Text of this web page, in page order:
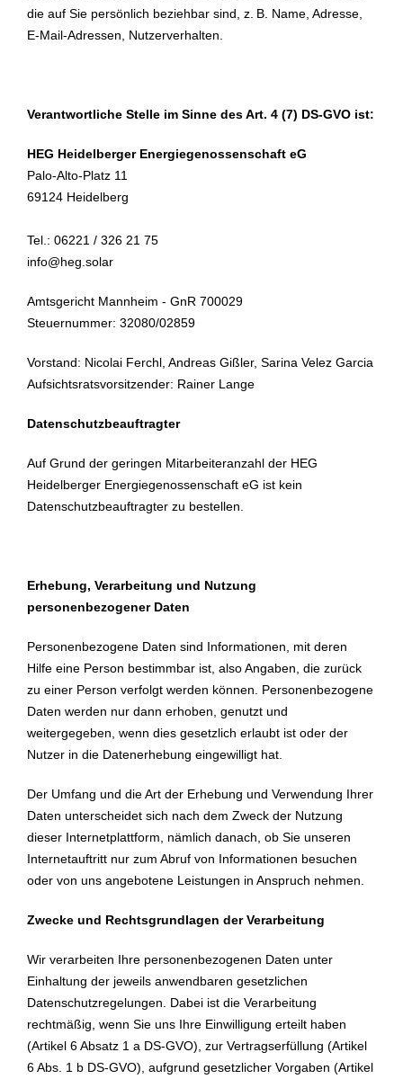
die auf Sie persönlich beziehbar sind, z. B. Name, Adresse,
E-Mail-Adressen, Nutzerverhalten.
Verantwortliche Stelle im Sinne des Art. 4 (7) DS-GVO ist:
HEG Heidelberger Energiegenossenschaft eG
Palo-Alto-Platz 11
69124 Heidelberg
Tel.: 06221 / 326 21 75
info@heg.solar
Amtsgericht Mannheim - GnR 700029
Steuernummer: 32080/02859
Vorstand: Nicolai Ferchl, Andreas Gißler, Sarina Velez Garcia
Aufsichtsratsvorsitzender: Rainer Lange
Datenschutzbeauftragter
Auf Grund der geringen Mitarbeiteranzahl der HEG
Heidelberger Energiegenossenschaft eG ist kein
Datenschutzbeauftragter zu bestellen.
Erhebung, Verarbeitung und Nutzung
personenbezogener Daten
Personenbezogene Daten sind Informationen, mit deren
Hilfe eine Person bestimmbar ist, also Angaben, die zurück
zu einer Person verfolgt werden können. Personenbezogene
Daten werden nur dann erhoben, genutzt und
weitergegeben, wenn dies gesetzlich erlaubt ist oder der
Nutzer in die Datenerhebung eingewilligt hat.
Der Umfang und die Art der Erhebung und Verwendung Ihrer
Daten unterscheidet sich nach dem Zweck der Nutzung
dieser Internetplattform, nämlich danach, ob Sie unseren
Internetauftritt nur zum Abruf von Informationen besuchen
oder von uns angebotene Leistungen in Anspruch nehmen.
Zwecke und Rechtsgrundlagen der Verarbeitung
Wir verarbeiten Ihre personenbezogenen Daten unter
Einhaltung der jeweils anwendbaren gesetzlichen
Datenschutzregelungen. Dabei ist die Verarbeitung
rechtmäßig, wenn Sie uns Ihre Einwilligung erteilt haben
(Artikel 6 Absatz 1 a DS-GVO), zur Vertragserfüllung (Artikel
6 Abs. 1 b DS-GVO), aufgrund gesetzlicher Vorgaben (Artikel